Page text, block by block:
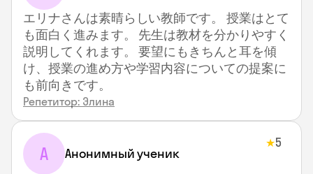
エリナさんは素晴らしい教師です。 授業はとて
も面白く進みます。 先生は教材を分かりやすく
説明してくれます。 要望にもきちんと耳を傾
け、授業の進め方や学習内容についての提案に
も前向きです。
Репетитор: Элина
А Анонимный ученик
★5